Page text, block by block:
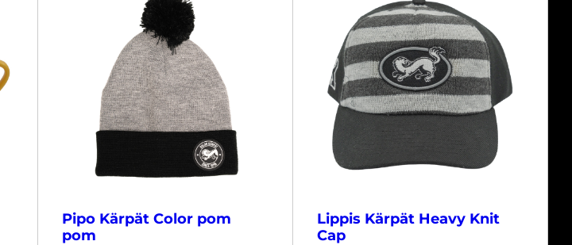
Pipo Kärpät Color pom
pom
Lippis Kärpät Heavy Knit
Cap